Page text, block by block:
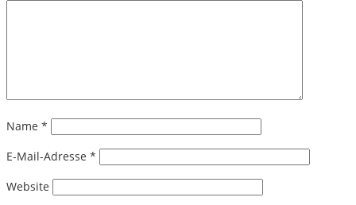
Name *
E-Mail-Adresse *
Website